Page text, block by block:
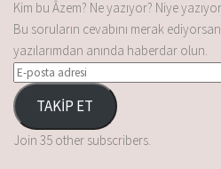
Kim bu Âzem? Ne yazıyor? Niye
Bu soruların cevabını merak
yazılarımdan anında haberdar olun.
TAKİP ET
Join 35 other subscribers.